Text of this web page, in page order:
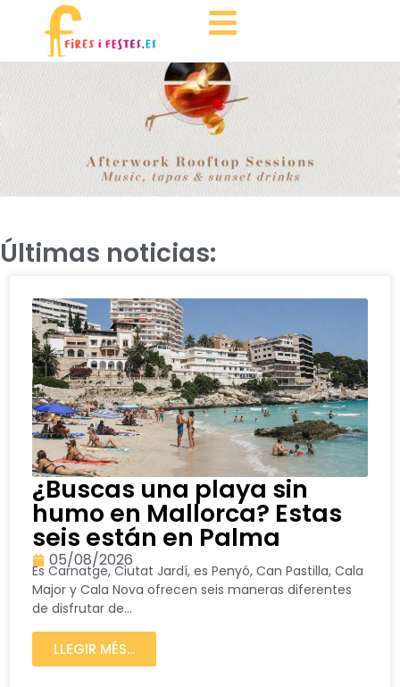
Últimas noticias:
¿Buscas una playa sin
humo en Mallorca? Estas
seis están en Palma
05/08/2026
Es Carnatge, Ciutat Jardí, es Penyó, Can Pastilla, Cala
Major y Cala Nova ofrecen seis maneras diferentes
de disfrutar de...
LLEGIR MÉS...